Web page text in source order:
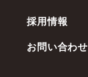
採用情報
お問い合わせ